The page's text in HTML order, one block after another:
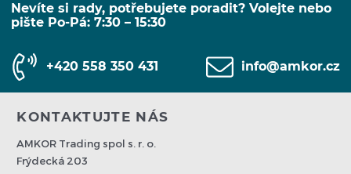
Nevíte si rady, potřebujete poradit? Volejte nebo
pište Po-Pá: 7:30 – 15:30
+420 558 350 431 info@amkor.cz
KONTAKTUJTE NÁS
AMKOR Trading spol s. r. o.
Frýdecká 203